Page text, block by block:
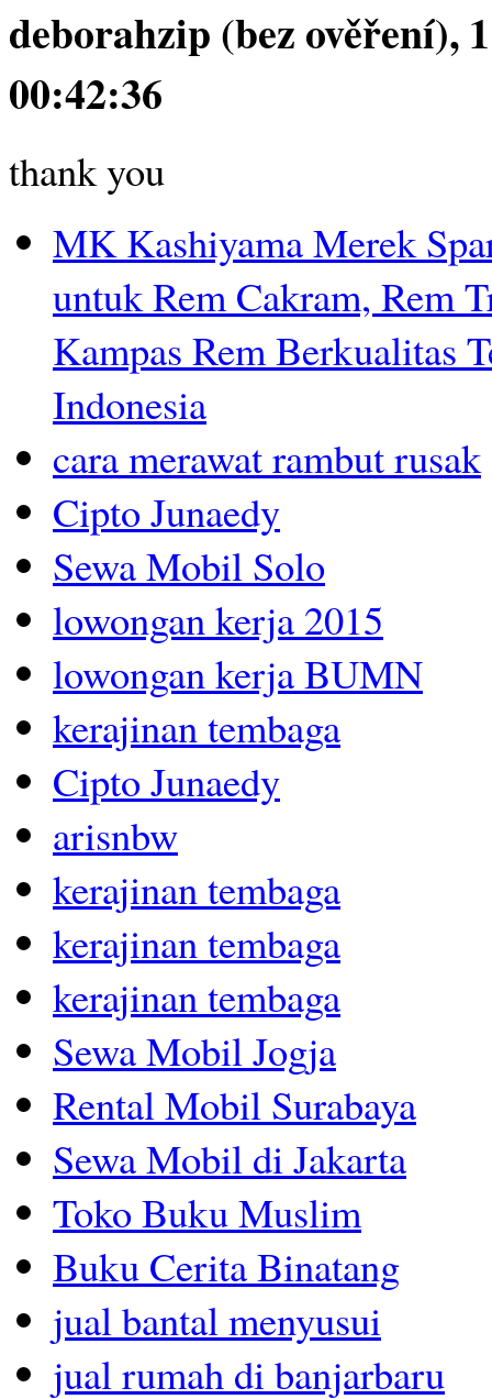
deborahzip (bez ověření),
00:42:36
thank you
MK Kashiyama Merek
untuk Rem Cakram, Rem
Kampas Rem Berkualitas
Indonesia
cara merawat rambut rusak
Cipto Junaedy
Sewa Mobil Solo
lowongan kerja 2015
lowongan kerja BUMN
kerajinan tembaga
Cipto Junaedy
arisnbw
kerajinan tembaga
kerajinan tembaga
kerajinan tembaga
Sewa Mobil Jogja
Rental Mobil Surabaya
Sewa Mobil di Jakarta
Toko Buku Muslim
Buku Cerita Binatang
jual bantal menyusui
jual rumah di banjarbaru